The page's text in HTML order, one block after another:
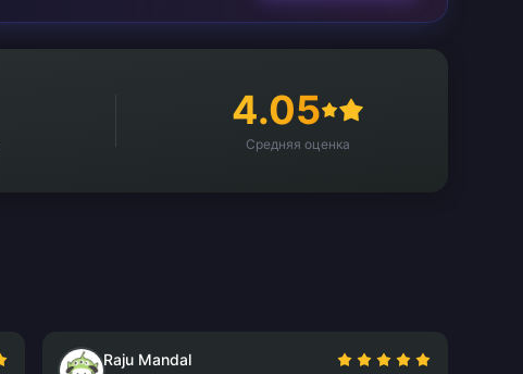
4.05
Средняя оценка
Raju Mandal